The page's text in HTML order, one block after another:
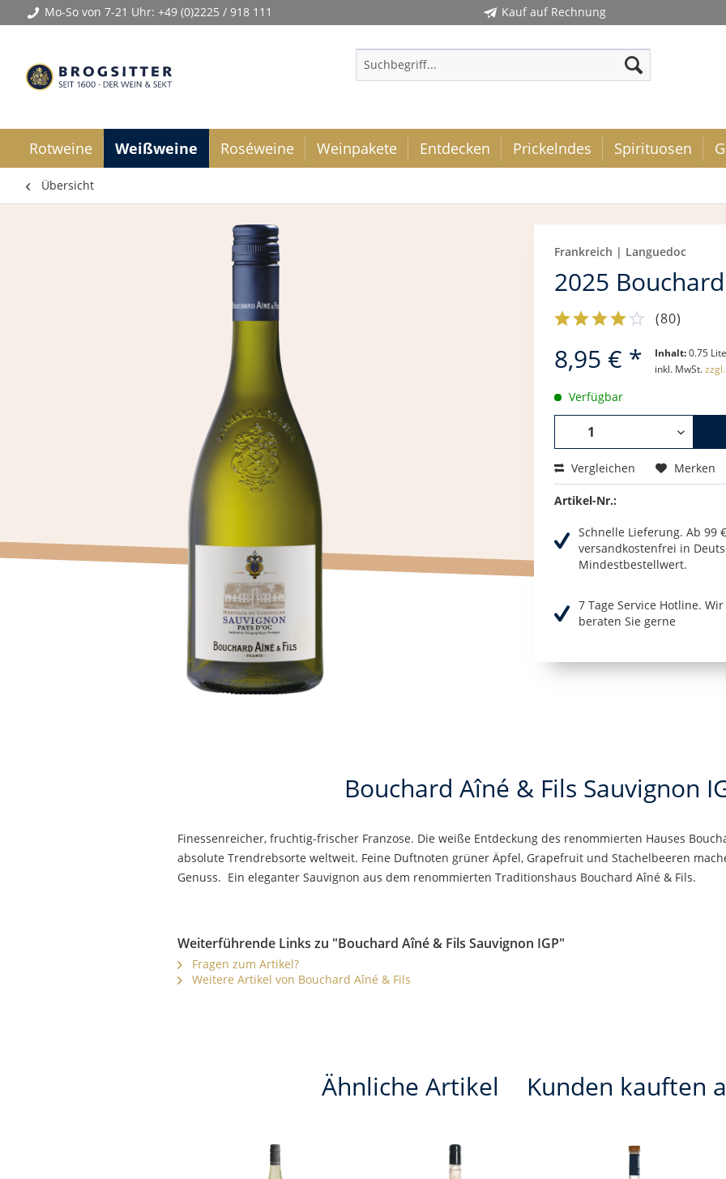
Mo-So von 7-21 Uhr: +49 (0)2225 / 918 111 Kauf auf Rechnung
Rotweine Weißweine Roséweine Weinpakete Entdecken Prickelndes Spirituosen
Übersicht
Frankreich | Languedoc
2025
(80)
8,95 € * Inhalt:0.75
inkl. MwSt.
Verfügbar
Vergleichen Merken
Artikel-Nr.:
Schnelle Lieferung. Ab 99 €
versandkostenfrei in
Mindestbestellwert.
7 Tage Service Hotline.
beraten Sie gerne
Bouchard Aîné & Fils Sauvignon
Finessenreicher, fruchtig-frischer Franzose. Die weiße Entdeckung des renommierten Hauses
absolute Trendrebsorte weltweit. Feine Duftnoten grüner Äpfel, Grapefruit und Stachelbeeren
Genuss. Ein eleganter Sauvignon aus dem renommierten Traditionshaus Bouchard Aîné & Fils.
Weiterführende Links zu "Bouchard Aîné & Fils Sauvignon IGP"
Fragen zum Artikel?
Weitere Artikel von Bouchard Aîné & Fils
Ähnliche Artikel Kunden kauften